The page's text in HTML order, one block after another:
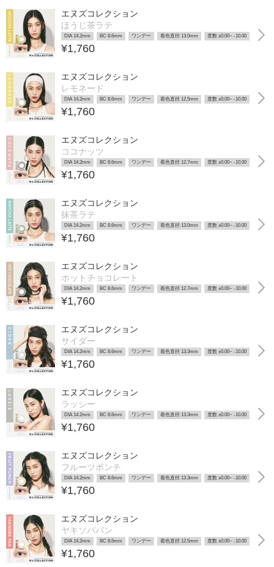
エヌズコレクション
ほうじ茶ラテ
DIA 14.2mm BC 8.6mm ワンデー 着色直径 13.0mm 度数 ±0.00~ -10.00
¥1,760
エヌズコレクション
レモネード
DIA 14.2mm BC 8.6mm ワンデー 着色直径 12.5mm 度数 ±0.00~ -10.00
¥1,760
エヌズコレクション
ココナッツ
DIA 14.2mm BC 8.6mm ワンデー 着色直径 12.7mm 度数 ±0.00~ -10.00
¥1,760
エヌズコレクション
抹茶ラテ
DIA 14.2mm BC 8.6mm ワンデー 着色直径 13.0mm 度数 ±0.00~ -10.00
¥1,760
エヌズコレクション
ホットチョコレート
DIA 14.2mm BC 8.6mm ワンデー 着色直径 12.7mm 度数 ±0.00~ -10.00
¥1,760
エヌズコレクション
サイダー
DIA 14.2mm BC 8.6mm ワンデー 着色直径 13.3mm 度数 ±0.00~ -10.00
¥1,760
エヌズコレクション
ラッシー
DIA 14.2mm BC 8.6mm ワンデー 着色直径 13.3mm 度数 ±0.00~ -10.00
¥1,760
エヌズコレクション
フルーツポンチ
DIA 14.2mm BC 8.6mm ワンデー 着色直径 13.3mm 度数 ±0.00~ -10.00
¥1,760
エヌズコレクション
ヤキソバパン
DIA 14.2mm BC 8.6mm ワンデー 着色直径 12.5mm 度数 ±0.00~ -10.00
¥1,760